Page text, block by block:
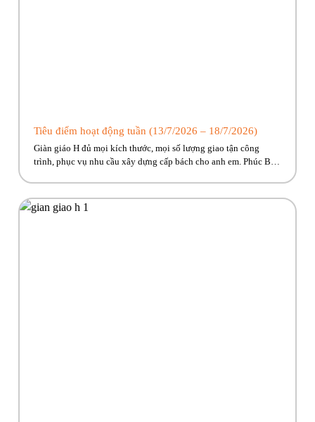
Tiêu điểm hoạt động tuần (13/7/2026 – 18/7/2026)
Giàn giáo H đủ mọi kích thước, mọi số lượng giao tận công
trình, phục vụ nhu cầu xây dựng cấp bách cho anh em. Phúc Bền
những hoạt […]